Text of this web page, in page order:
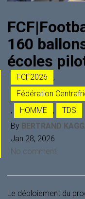
160
écoles
FCF2026
,
Fédération
,
HOMME ,
TDS
By BERTRAND
Jan 28, 2026
No comment
Le déploiement du